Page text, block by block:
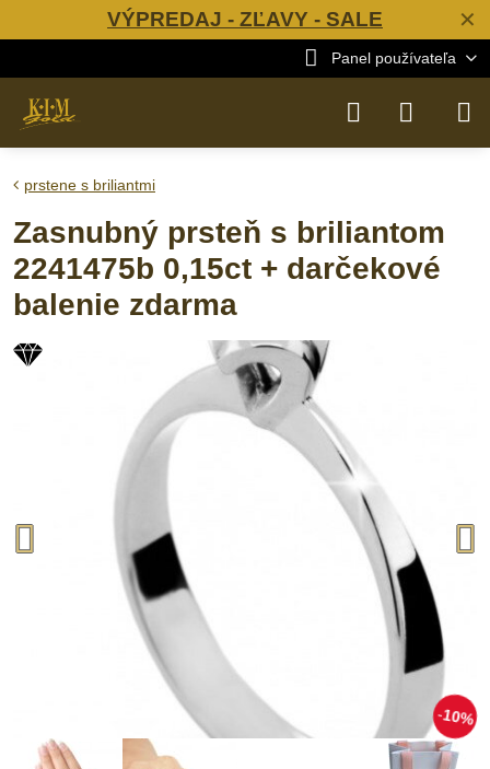
✕
VÝPREDAJ - ZĽAVY - SALE
Panel používateľa
10%
prstene s briliantmi
Zasnubný prsteň s briliantom
2241475b 0,15ct + darčekové
balenie zdarma